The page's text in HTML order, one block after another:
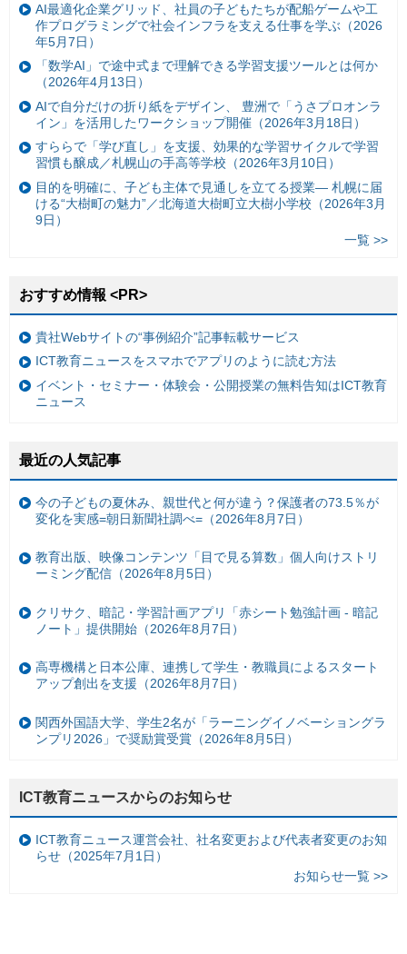
AI最適化企業グリッド、社員の子どもたちが配船ゲームや工
作プログラミングで社会インフラを支える仕事を学ぶ（2026
年5月7日）
「数学AI」で途中式まで理解できる学習支援ツールとは何か
（2026年4月13日）
AIで自分だけの折り紙をデザイン、 豊洲で「うさプロオンラ
イン」を活用したワークショップ開催（2026年3月18日）
すららで「学び直し」を支援、効果的な学習サイクルで学習
習慣も醸成／札幌山の手高等学校（2026年3月10日）
目的を明確に、子ども主体で見通しを立てる授業— 札幌に届
ける“大樹町の魅力”／北海道大樹町立大樹小学校（2026年3月
9日）
一覧 >>
おすすめ情報 <PR>
貴社Webサイトの“事例紹介”記事転載サービス
ICT教育ニュースをスマホでアプリのように読む方法
イベント・セミナー・体験会・公開授業の無料告知はICT教育
ニュース
最近の人気記事
今の子どもの夏休み、親世代と何が違う？保護者の73.5％が
変化を実感=朝日新聞社調べ=（2026年8月7日）
教育出版、映像コンテンツ「目で見る算数」個人向けストリ
ーミング配信（2026年8月5日）
クリサク、暗記・学習計画アプリ「赤シート勉強計画 - 暗記
ノート」提供開始（2026年8月7日）
高専機構と日本公庫、連携して学生・教職員によるスタート
アップ創出を支援（2026年8月7日）
関西外国語大学、学生2名が「ラーニングイノベーショングラ
ンプリ2026」で奨励賞受賞（2026年8月5日）
ICT教育ニュースからのお知らせ
ICT教育ニュース運営会社、社名変更および代表者変更のお知
らせ（2025年7月1日）
お知らせ一覧 >>